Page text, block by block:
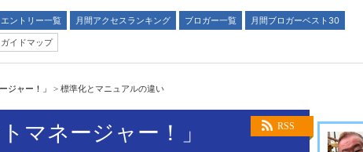
エントリー一覧 月間アクセスランキング ブロガー一覧
月間ブロガーベスト30
ガイドマップ
ジャー！」 > 標準化とマニュアルの違い
RSS
マネージャー！」